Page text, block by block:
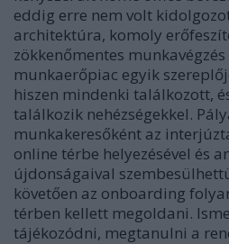
eddig erre nem volt
architektúra, komoly
zökkenőmentes munkavégzés
munkaerőpiac egyik
hiszen mindenki találkozott,
találkozik nehézségekkel.
munkakeresőként az
online térbe helyezésével és
újdonságaival
követően az onboarding
térben kellett megoldani.
tájékozódni, megtanulni a